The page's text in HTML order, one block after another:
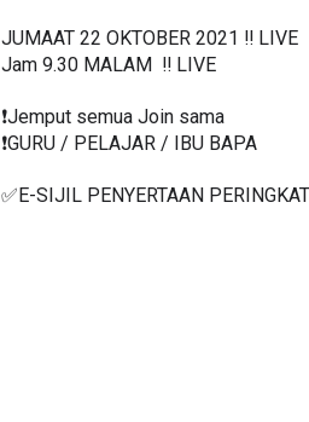
JUMAAT 22 OKTOBER 2021 ‼️ LIVE
Jam 9.30 MALAM  ‼️ LIVE
❗️Jemput semua Join sama
❗️GURU / PELAJAR / IBU BAPA
✅E-SIJIL PENYERTAAN